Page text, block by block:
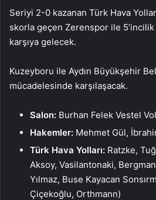
Seriyi 2-0 kazanan Türk Hava
skorla geçen Zerenspor ile 5’incilik
karşıya gelecek.
Kuzeyboru ile Aydın Büyükşehir
mücadelesinde karşılaşacak.
Salon: Burhan Felek Vestel
Hakemler: Mehmet Gül,
Türk Hava Yolları: Ratzke,
Aksoy, Vasilantonaki,
Yılmaz, Buse Kayacan
Çiçekoğlu, Orthmann)